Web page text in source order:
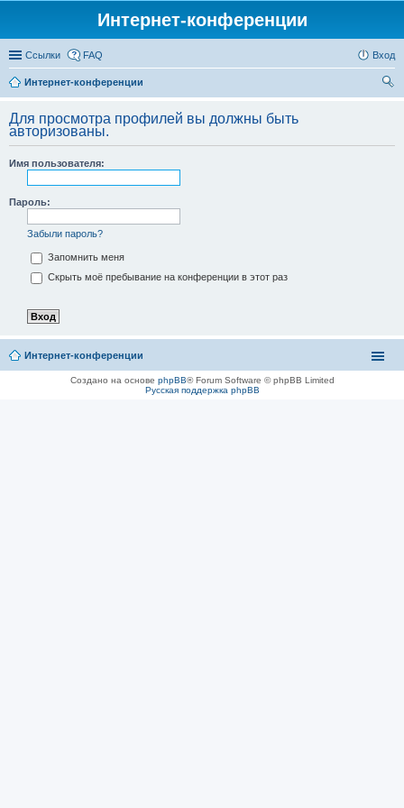
Интернет-конференции
Ссылки FAQ Вход
Интернет-конференции
Для просмотра профилей вы должны быть
авторизованы.
Имя пользователя:
Пароль:
Забыли пароль?
Запомнить меня
Скрыть моё пребывание на конференции в этот раз
Интернет-конференции
Создано на основе phpBB® Forum Software © phpBB Limited
Русская поддержка phpBB